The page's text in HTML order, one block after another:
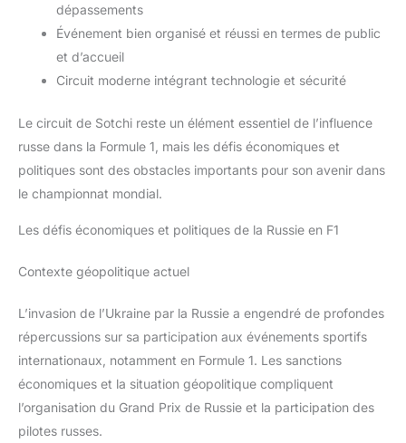
dépassements
Événement bien organisé et réussi en termes de public
et d’accueil
Circuit moderne intégrant technologie et sécurité
Le circuit de Sotchi reste un élément essentiel de l’influence
russe dans la Formule 1, mais les défis économiques et
politiques sont des obstacles importants pour son avenir dans
le championnat mondial.
Les défis économiques et politiques de la Russie en F1
Contexte géopolitique actuel
L’invasion de l’Ukraine par la Russie a engendré de profondes
répercussions sur sa participation aux événements sportifs
internationaux, notamment en Formule 1. Les sanctions
économiques et la situation géopolitique compliquent
l’organisation du Grand Prix de Russie et la participation des
pilotes russes.